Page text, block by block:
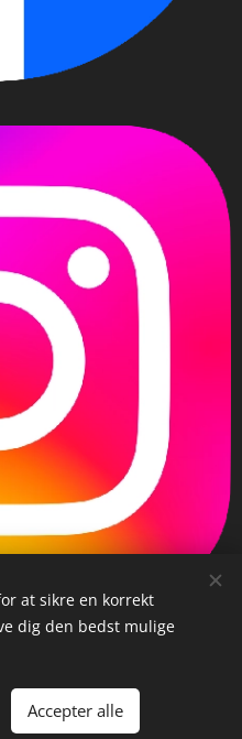
JK
Deutsch
at sikre en korrekt
dig den bedst mulige
Accepter alle